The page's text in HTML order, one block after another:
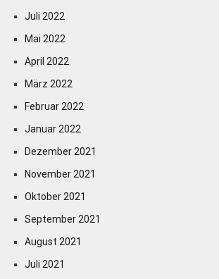
Juli 2022
Mai 2022
April 2022
März 2022
Februar 2022
Januar 2022
Dezember 2021
November 2021
Oktober 2021
September 2021
August 2021
Juli 2021